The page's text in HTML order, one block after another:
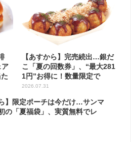
ア
【あすから】完売続出…銀だ
こ「夏の回数券」、“最大281
1円”お得に！数量限定で
2026.07.31
】限定ポーチは今だけ…サンマ
の「夏福袋」、実質無料でレ